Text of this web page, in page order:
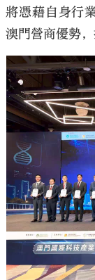
將憑藉自身行
澳門營商優勢，